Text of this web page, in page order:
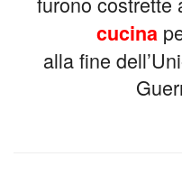
cucina
alla fine